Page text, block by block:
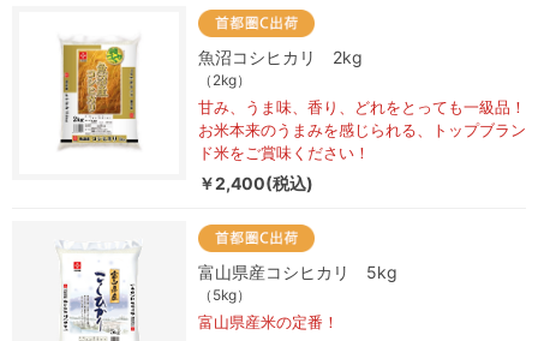
魚沼コシヒカリ 2kg
（2kg）
甘み、うま味、香り、どれをとっても一級品！
お米本来のうまみを感じられる、トップブラン
ド米をご賞味ください！
￥2,400(税込)
富山県産コシヒカリ 5kg
（5kg）
富山県産米の定番！